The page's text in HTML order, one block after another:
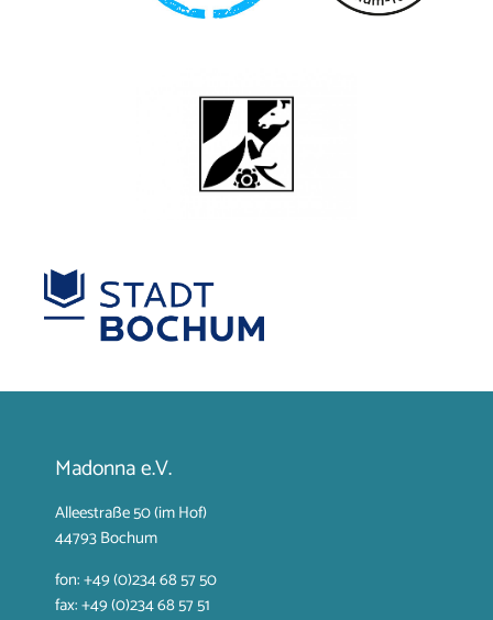
Madonna e.V.
Alleestraße 50 (im Hof)
44793 Bochum
fon: +49 (0)234 68 57 50
fax: +49 (0)234 68 57 51